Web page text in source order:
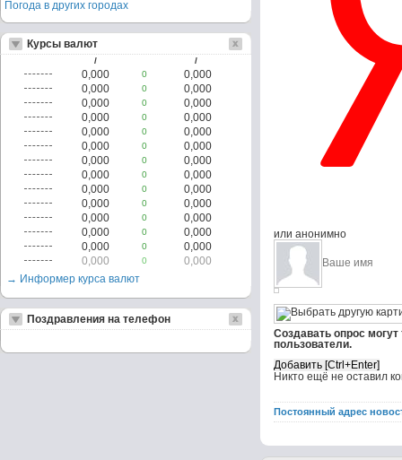
или анонимно
Создавать опрос
пользователи.
Никто ещё не оставил
Постоянный адрес
Погода в других городах
Курсы валют
/ /
0,000 0
0,000
0,000
0
0,000
0,000
0
0,000
0,000
0
0,000
0,000
0
0,000
0,000
0
0,000
0,000
0
0,000
0,000
0
0,000
0,000
0
0,000
0,000
0
0,000
0,000
0
0,000
0,000
0
0,000
0,000
0
0,000
0,000
0
0,000
→ Информер курса валют
Поздравления на телефон